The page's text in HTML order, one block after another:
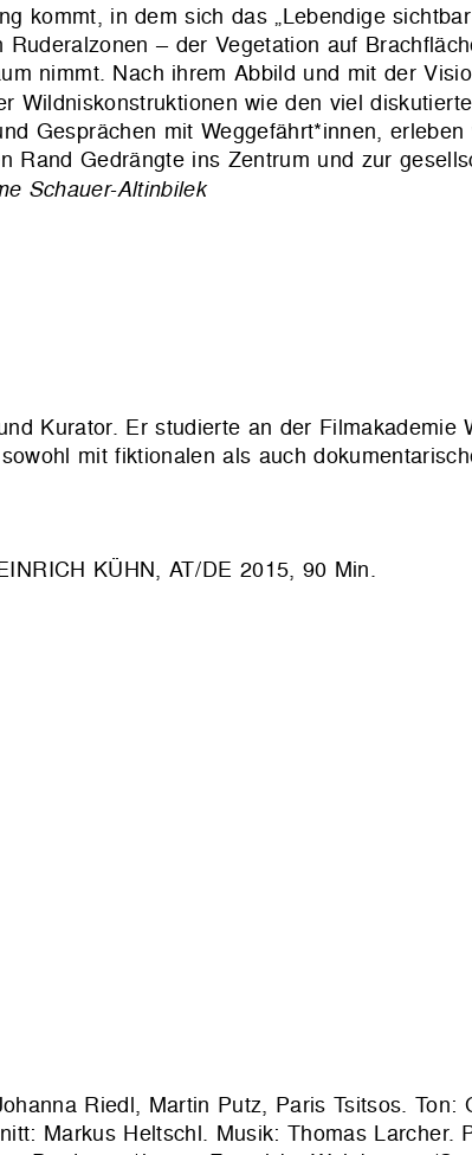
kommt, in dem sich das „Lebendige
– der Vegetation auf
nimmt. Nach ihrem Abbild und mit der
Wildniskonstruktionen wie den viel
Gesprächen mit Weggefährt*innen,
Gedrängte ins Zentrum und zur
Schauer-Altinbilek
Kurator. Er studierte an der Filmakademie
mit fiktionalen als auch
KÜHN, AT/DE 2015, 90 Min.
Riedl, Martin Putz, Paris Tsitsos. Ton:
Markus Heltschl. Musik: Thomas Larcher.